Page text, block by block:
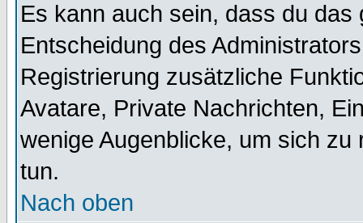
Es kann auch sein, dass du
Entscheidung des
Registrierung zusätzliche
Avatare, Private Nachrichten,
wenige Augenblicke, um sich
tun.
Nach oben